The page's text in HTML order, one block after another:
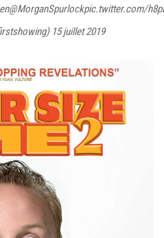
@MorganSpurlockpic.twitter.com/
15 juillet 2019